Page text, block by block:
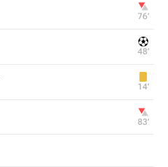
76‎’‎
48‎’‎
14‎’‎
83‎’‎